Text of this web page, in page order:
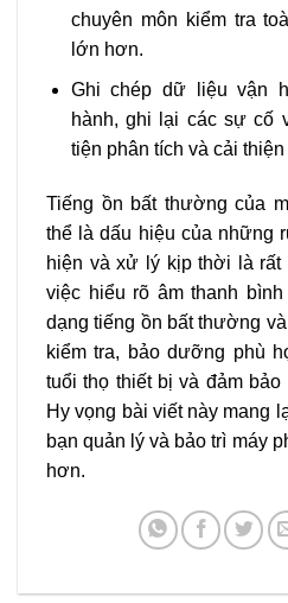
chuyên môn kiểm tra
lớn hơn.
Ghi chép dữ liệu vận
hành, ghi lại các sự cố
tiện phân tích và cải
Tiếng ồn bất thường của
thể là dấu hiệu của những
hiện và xử lý kịp thời là rất
việc hiểu rõ âm thanh
dạng tiếng ồn bất thường
kiểm tra, bảo dưỡng phù
tuổi thọ thiết bị và đảm
Hy vọng bài viết này mang
bạn quản lý và bảo trì máy
hơn.